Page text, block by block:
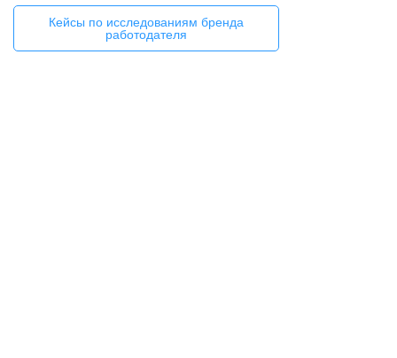
Кейсы по исследованиям бренда
работодателя